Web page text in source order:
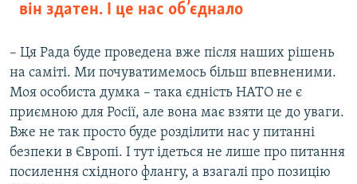
він здатен. І це нас об’єднало
– Ця Рада буде проведена вже після наших рішень
на саміті. Ми почуватимемось більш впевненими.
Моя особиста думка – така єдність НАТО не є
приємною для Росії, але вона має взяти це до уваги.
Вже не так просто буде розділити нас у питанні
безпеки в Європі. І тут ідеться не лише про питання
посилення східного флангу, а взагалі про позицію